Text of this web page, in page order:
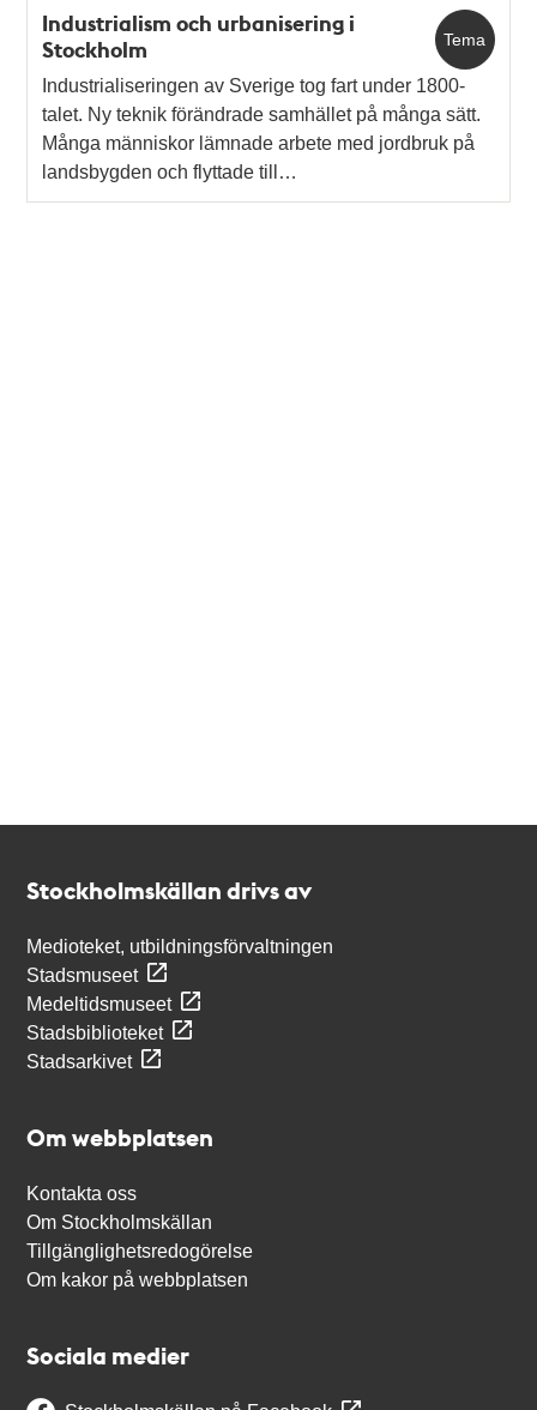
Tema
Industrialism och urbanisering i
Stockholm
Industrialiseringen av Sverige tog fart under 1800-
talet. Ny teknik förändrade samhället på många sätt.
Många människor lämnade arbete med jordbruk på
landsbygden och flyttade till…
Stockholmskällan drivs av
Medioteket, utbildningsförvaltningen
Stadsmuseet
Medeltidsmuseet
Stadsbiblioteket
Stadsarkivet
Om webbplatsen
Kontakta oss
Om Stockholmskällan
Tillgänglighetsredogörelse
Om kakor på webbplatsen
Sociala medier